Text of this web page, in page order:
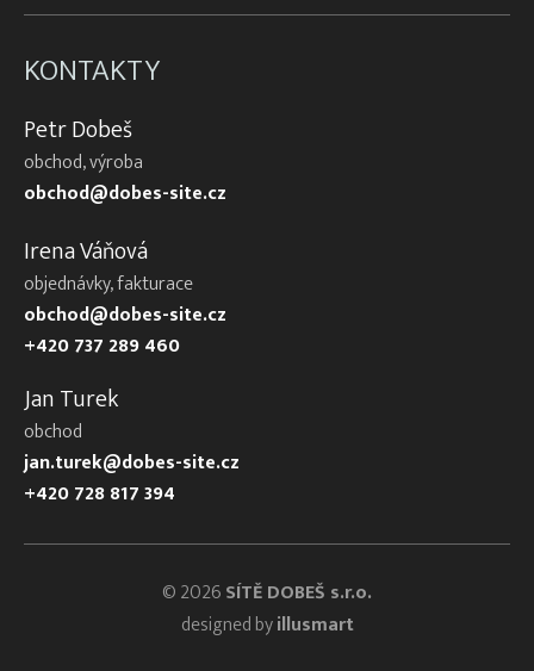
KONTAKTY
Petr Dobeš
obchod, výroba
obchod@dobes-site.cz
Irena Váňová
objednávky, fakturace
obchod@dobes-site.cz
+420 737 289 460
Jan Turek
obchod
jan.turek@dobes-site.cz
+420 728 817 394
© 2026SÍTĚ DOBEŠ s.r.o.
designed byillusmart